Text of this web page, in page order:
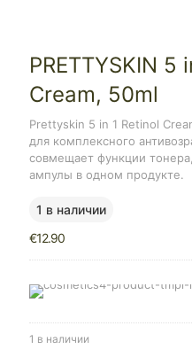
PRETTYSKIN 5
Cream, 50ml
Prettyskin 5 in 1 Retinol
для комплексного
совмещает функции
ампулы в одном продукте.
1 в наличии
€12.90
1 в наличии